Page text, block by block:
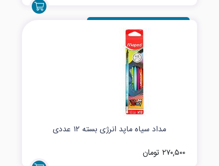
مداد سیاه ماپد انرژی بسته ۱۲ عددی
۲۷۰,۵۰۰ تومان